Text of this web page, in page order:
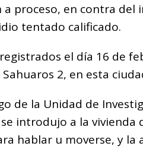
Li
n
k
ar
ti
r
proceso, en contra del
tentado calificado.
el día 16 de
2, en esta
de la Unidad de
introdujo a la vivienda
hablar u moverse, y la